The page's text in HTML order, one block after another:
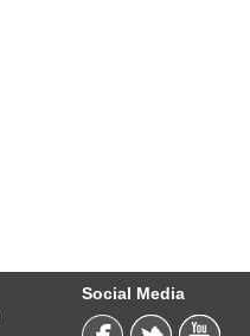
Social Media